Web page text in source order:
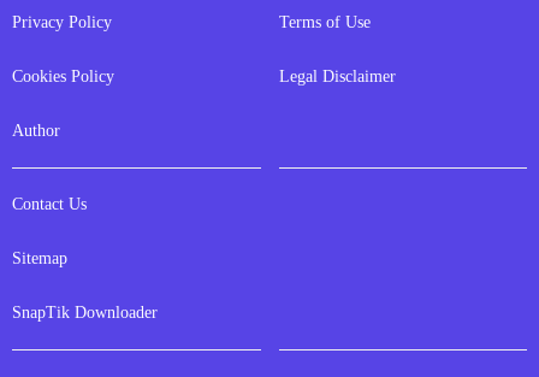
Privacy Policy
Cookies Policy
Author
Terms of Use
Legal Disclaimer
Contact Us
Sitemap
SnapTik Downloader